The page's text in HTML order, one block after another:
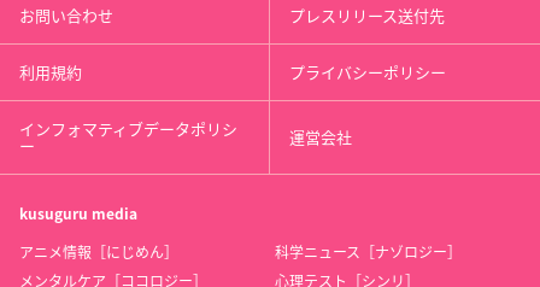
お問い合わせ プレスリリース送付先
利用規約 プライバシーポリシー
インフォマティブデータポリシ
ー 運営会社
kusuguru media
アニメ情報［にじめん］
科学ニュース［ナゾロジー］
メンタルケア［ココロジー］
心理テスト［シンリ］